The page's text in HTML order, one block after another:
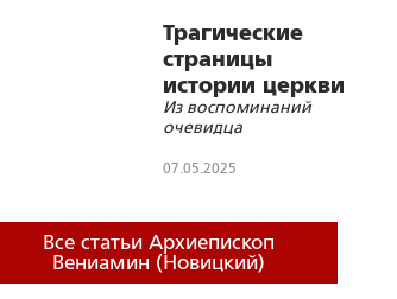
Трагические
страницы
истории церкви
на
оккупированной
территории
Из воспоминаний
очевидца
07.05.2025
Все статьи Архиепископ
Вениамин (Новицкий)